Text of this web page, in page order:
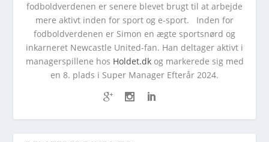
fodboldverdenen er senere blevet brugt til at arbejde
mere aktivt inden for sport og e-sport. Inden for
fodboldverdenen er Simon en ægte sportsnørd og
inkarneret Newcastle United-fan. Han deltager aktivt i
managerspillene hos Holdet.dkog markerede sig med
en 8. plads i Super Manager Efterår 2024.